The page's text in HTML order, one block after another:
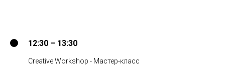
12:30 – 13:30
Creative Workshop - Мастер-класс